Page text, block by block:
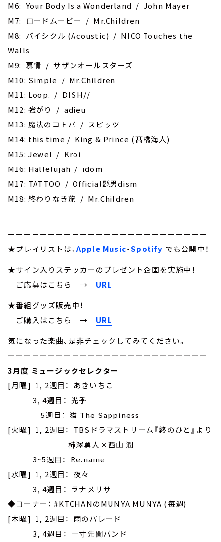
M6: Your Body Is a Wonderland / John Mayer
M7: ‎ロードムービー / Mr.Children
M8: バイシクル (Acoustic) / NICO Touches the
Walls
M9: 慕情 / サザンオールスターズ
M10: Simple / Mr.Children
M11: Loop. / DISH//
M12: 強がり / adieu
M13: 魔法のコトバ / スピッツ
M14: this time / King & Prince (髙橋海人)
M15: Jewel / Kroi
M16: Hallelujah / idom
M17: TATTOO / Official髭男dism
M18: 終わりなき旅 / Mr.Children
ーーーーーーーーーーーーーーーーーーーーーーーーー
★プレイリストは、Apple Music・Spotify でも公開中！
★サイン入りステッカーのプレゼント企画を実施中！
ご応募はこちら →
URL
★番組グッズ販売中！
ご購入はこちら → URL
気になった楽曲、是非チェックしてみてください。
ーーーーーーーーーーーーーーーーーーーーーーーーー
3月度 ミュージックセレクター
[月曜] 1, 2週目： あきいちこ
3, 4週目： 光季
5週目： 猫 The Sappiness
[火曜] 1, 2週目： TBSドラマストリーム『終のひと』より
柿澤勇人×西山 潤
3~5週目： Re:name
[水曜] 1, 2週目： 夜々
3, 4週目： ラナメリサ
◆コーナー： #KTCHANのMUNYA MUNYA (毎週)
[木曜] 1, 2週目： 雨のパレード
3, 4週目： 一寸先闇バンド